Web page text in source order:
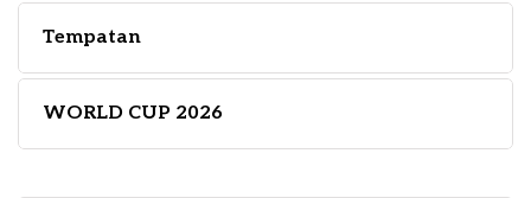
Tempatan
WORLD CUP 2026